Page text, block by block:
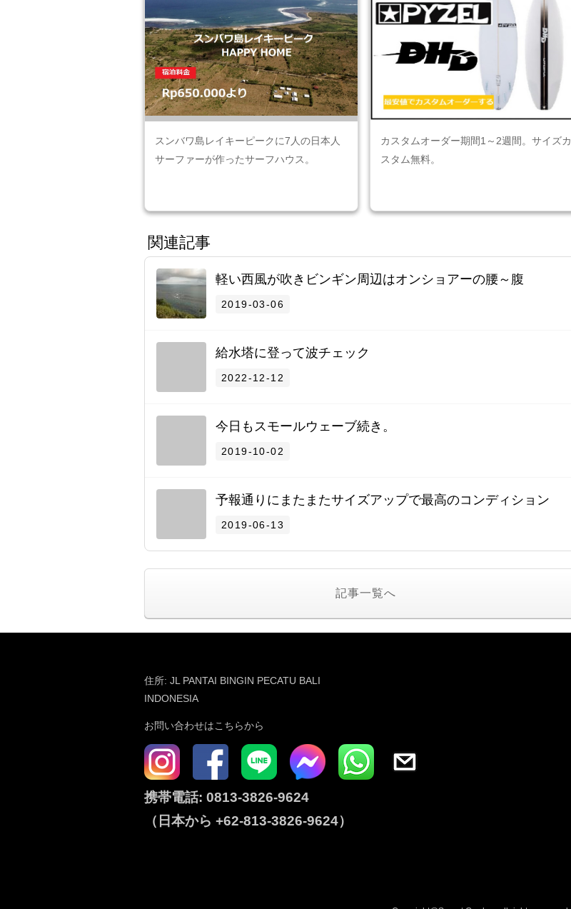
スンバワ島レイキーピークに7人の日本人
サーファーが作ったサーフハウス。
カスタムオーダー期間1～2週間。サイズカ
スタム無料。
関連記事
軽い西風が吹きビンギン周辺はオンショアーの腰～腹
2019-03-06
給水塔に登って波チェック
2022-12-12
今日もスモールウェーブ続き。
2019-10-02
予報通りにまたまたサイズアップで最高のコンディション
2019-06-13
記事一覧へ
住所: JL PANTAI BINGIN PECATU BALI
INDONESIA
お問い合わせはこちらから
携帯電話: 0813-3826-9624
（日本から +62-813-3826-9624）